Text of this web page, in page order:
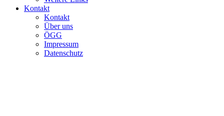
Kontakt
Kontakt
Über uns
ÖGG
Impressum
Datenschutz